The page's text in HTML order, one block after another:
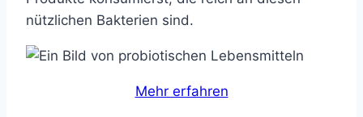
nützlichen Bakterien sind.
Mehr erfahren